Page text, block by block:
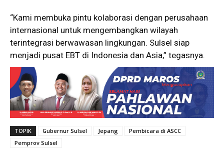
“Kami membuka pintu kolaborasi dengan perusahaan
internasional untuk mengembangkan wilayah
terintegrasi berwawasan lingkungan. Sulsel siap
menjadi pusat EBT di Indonesia dan Asia,” tegasnya.
TOPIK Gubernur Sulsel Jepang
Pembicara di ASCC
Pemprov Sulsel